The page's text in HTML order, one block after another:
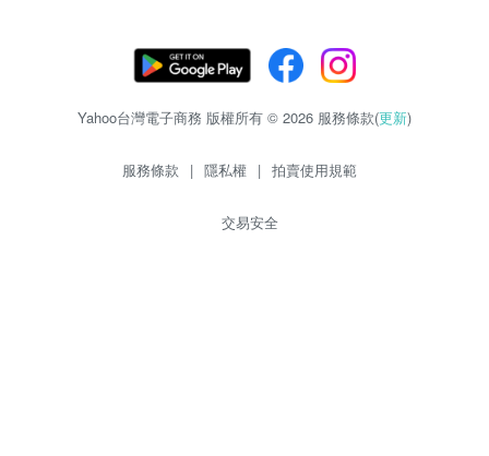
Yahoo台灣電子商務 版權所有 © 2026 服務條款(更新)
服務條款 | 隱私權 | 拍賣使用規範
交易安全